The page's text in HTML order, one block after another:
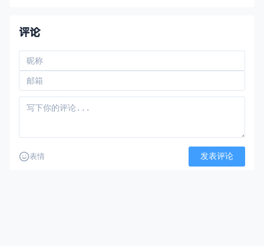
评论
表情 发表评论